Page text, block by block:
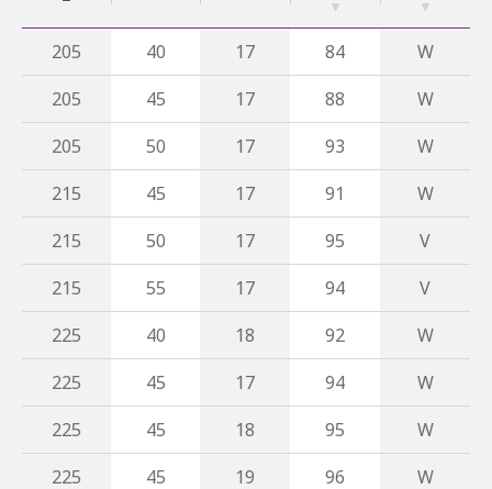
205 40 17 84
W
205
45 17 88
W
205
50 17 93
W
215
45 17 91
W
215
50 17 95
V
215
55 17 94
V
225
40 18 92
W
225
45 17 94
W
225
45 18 95
W
225
45 19 96 W